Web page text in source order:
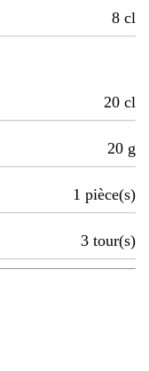
8 cl
20 cl
20 g
1 pièce(s)
3 tour(s)